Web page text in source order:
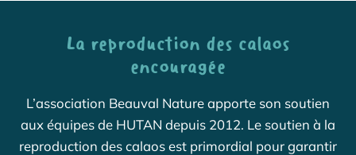
La reproduction des calaos
encouragée
L’association Beauval Nature apporte son soutien
aux équipes de HUTAN depuis 2012. Le soutien à la
reproduction des calaos est primordial pour garantir